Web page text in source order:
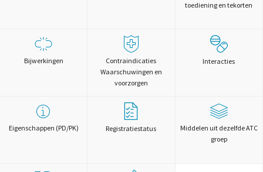
toediening en tekorten
Bijwerkingen
Contraindicaties
Waarschuwingen en
voorzorgen
Interacties
Eigenschappen (PD/PK) Registratiestatus
Middelen uit dezelfde ATC
groep